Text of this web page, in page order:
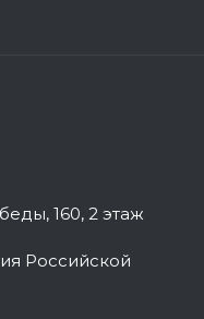
160, 2 этаж
Российской